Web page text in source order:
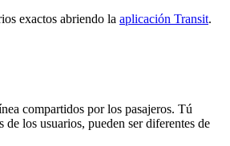
exactos abriendo la aplicación Transit.
compartidos por los pasajeros. Tú
los usuarios, pueden ser diferentes de